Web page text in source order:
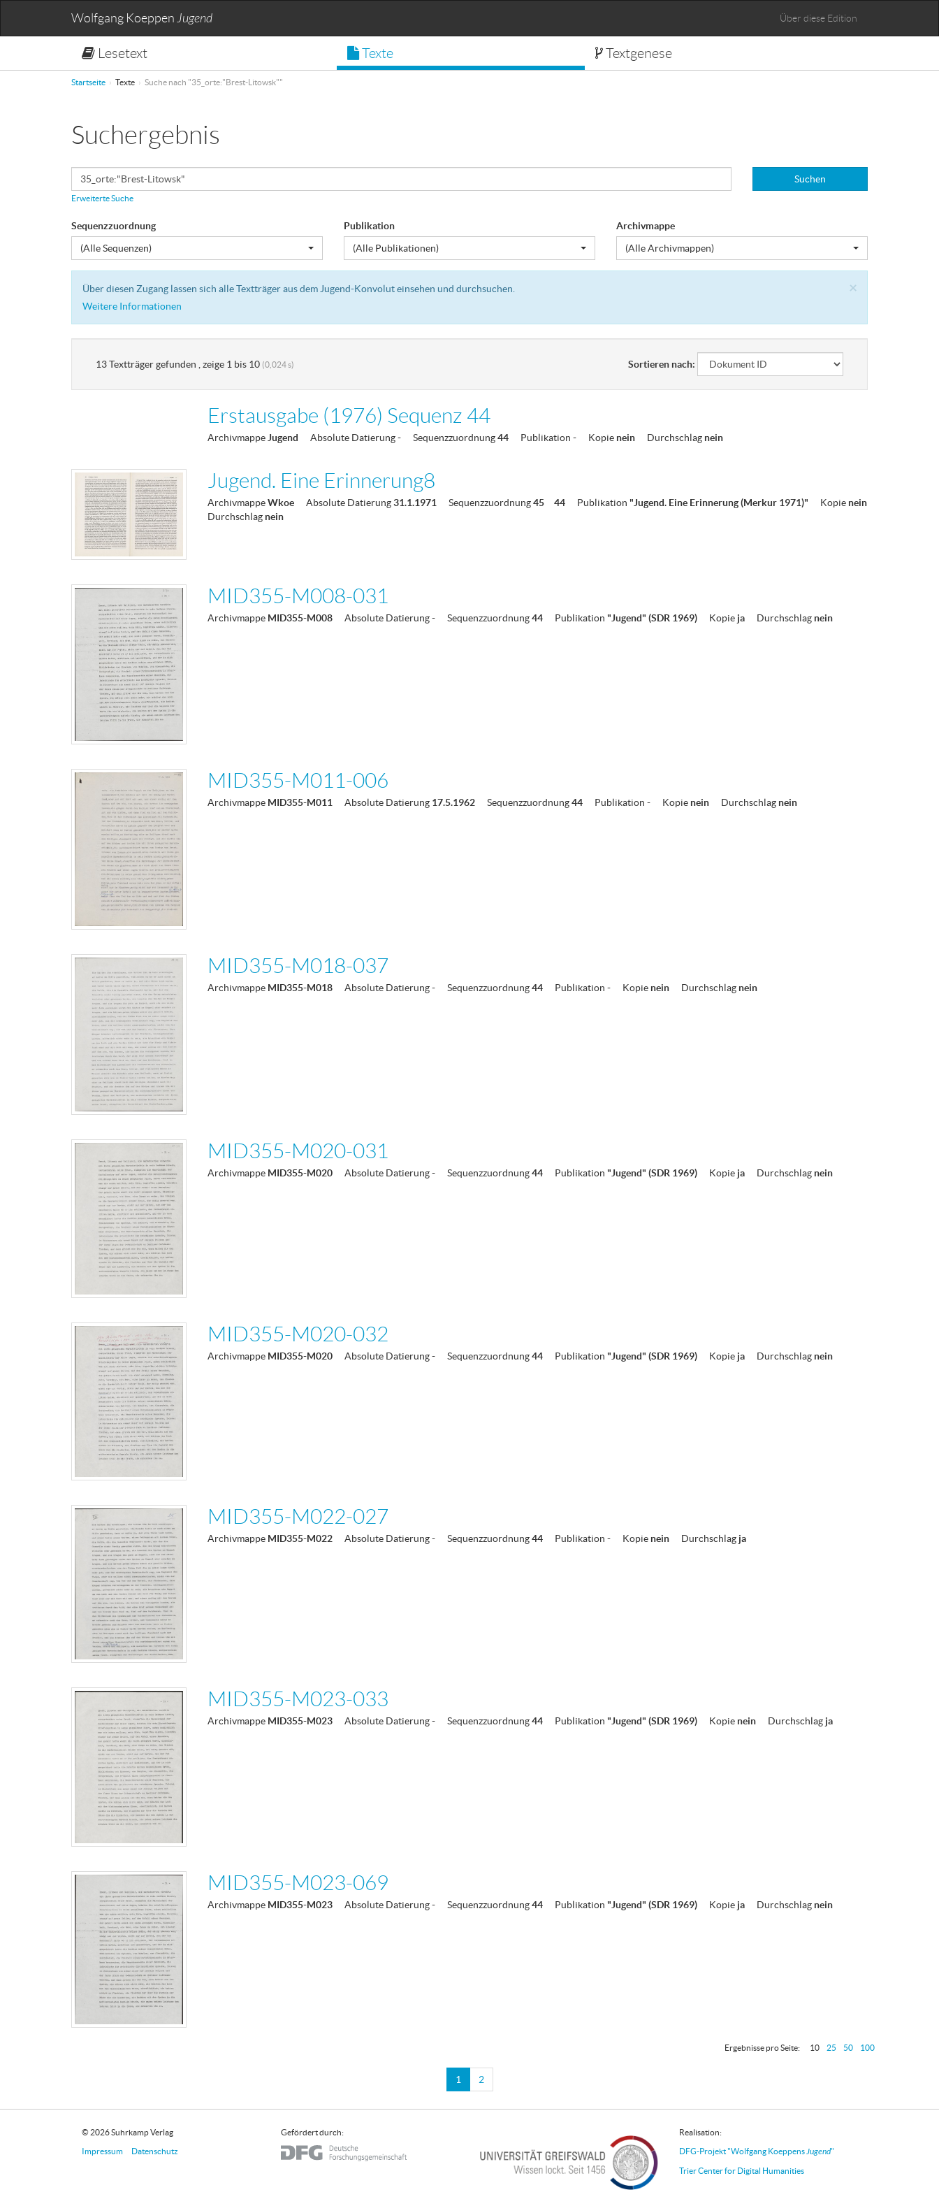
Wolfgang Koeppen Jugend Über diese Edition
Lesetext Texte Textgenese
Startseite Texte Suche nach "35_orte:"Brest-Litowsk""
Suchergebnis
Suchen
Erweiterte Suche
Sequenzzuordnung
(Alle Sequenzen)
Publikation
(Alle Publikationen)
Archivmappe
(Alle Archivmappen)
×
Über diesen Zugang lassen sich alle Textträger aus dem Jugend-Konvolut einsehen und durchsuchen.
Weitere Informationen
13 Textträger gefunden , zeige 1 bis 10 (0,024 s) Sortieren nach:
Erstausgabe (1976) Sequenz 44
Archivmappe Jugend Absolute Datierung- Sequenzzuordnung44 Publikation - Kopie nein Durchschlag nein
Jugend. Eine Erinnerung8
ArchivmappeWkoe Absolute Datierung31.1.1971 Sequenzzuordnung45 44 Publikation "Jugend. Eine Erinnerung (Merkur 1971)" Kopie nein
Durchschlag nein
MID355-M008-031
Archivmappe MID355-M008 Absolute Datierung- Sequenzzuordnung44 Publikation "Jugend" (SDR 1969) Kopie ja Durchschlag nein
MID355-M011-006
Archivmappe MID355-M011 Absolute Datierung 17.5.1962 Sequenzzuordnung44 Publikation - Kopie nein Durchschlag nein
MID355-M018-037
Archivmappe MID355-M018 Absolute Datierung- Sequenzzuordnung44 Publikation - Kopie nein Durchschlag nein
MID355-M020-031
Archivmappe MID355-M020 Absolute Datierung- Sequenzzuordnung44 Publikation "Jugend" (SDR 1969) Kopie ja Durchschlag nein
MID355-M020-032
Archivmappe MID355-M020 Absolute Datierung- Sequenzzuordnung44 Publikation "Jugend" (SDR 1969) Kopie ja Durchschlag nein
MID355-M022-027
Archivmappe MID355-M022 Absolute Datierung- Sequenzzuordnung44 Publikation - Kopie nein Durchschlag ja
MID355-M023-033
Archivmappe MID355-M023 Absolute Datierung- Sequenzzuordnung44 Publikation "Jugend" (SDR 1969) Kopie nein Durchschlag ja
MID355-M023-069
Archivmappe MID355-M023 Absolute Datierung- Sequenzzuordnung44 Publikation "Jugend" (SDR 1969) Kopie ja Durchschlag nein
Ergebnisse pro Seite: 10 25 50 100
1 2
© 2026 Suhrkamp Verlag
Impressum Datenschutz
Gefördert durch: Realisation:
DFG-Projekt "Wolfgang KoeppensJugend"
Trier Center for Digital Humanities